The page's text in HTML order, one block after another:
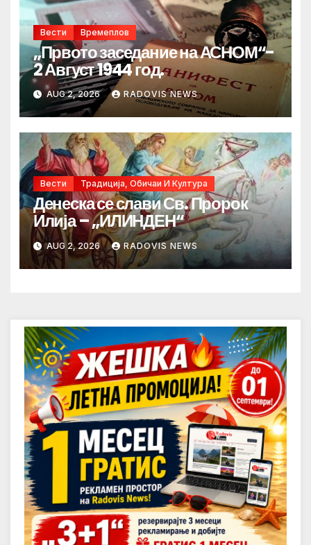
Вести Времеплов
„Првото заседание на АСНОМ“-
2 Август 1944 год.
AUG 2, 2026 RADOVIS NEWS
Вести Традиција, Обичаи И Култура
Денеска се слави Св. Пророк
Илија – „ИЛИНДЕН“
AUG 2, 2026 RADOVIS NEWS